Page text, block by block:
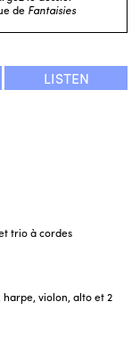
trio à cordes
harpe, violon, alto et 2
de Fantaisies
LISTEN